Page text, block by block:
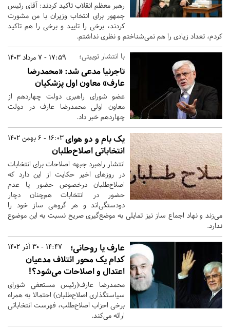
رهبر معظم انقلاب تاکید کردند: آقای رئیس
جمهور برای انتخاب وزیران با من مشورت
کردند، برخی را تایید و برخی را هم تاکید
کردم، تعداد زیادی را هم نمی‌شناختم و نظری نداشتم.
17:59 - 7 مرداد 1403 با انتشار توییتی؛
تاجرنیا مدعی شد: «محمدرضا
عارف» معاون اول پزشکیان
عضو شورای راهبری دولت چهاردهم از
معاون اولی محمدرضا عارف در دولت
چهاردهم خبر داد.
16:03 - 6 بهمن 1402یک بام و دو هوای
انتخاباتی اصلاح‌طلبان
انتشار راهبرد جبهه اصلاحات برای انتخابات
در روزهای اخیر حکایت از این دارد که
اصلاح‌طلبان درخصوص حضور یا عدم
حضور در انتخابات هم‌چنان دچار
دودستگی‌اند و هر گروهی ساز خود را
می‌زند و نهاد اجماع ساز نیز تمایلی به موضع‌گیری صریح نسبت به این موضوع
ندارد.
14:47 - 30 آذر 1402
عارف یا روحانی؛
کدام یک محور ائتلاف مدعیان
اعتدال و اصلاحات می‌شود؟!
محمدرضا عارف(رئیس مستعفی شورای
سیاستگذاری اصلاح‌طلبان) احتمالا به همراه
برخی احزاب اصلاح‌طلب، فهرست انتخاباتی
ارائه می‌کند.